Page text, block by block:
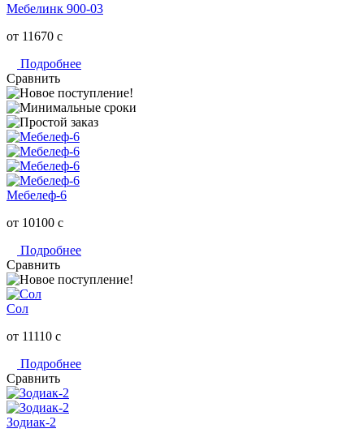
Мебелинк 900-03
от 11670 c
Подробнее
Сравнить
Мебелеф-6
от 10100 c
Подробнее
Сравнить
Сол
от 11110 c
Подробнее
Сравнить
Зодиак-2